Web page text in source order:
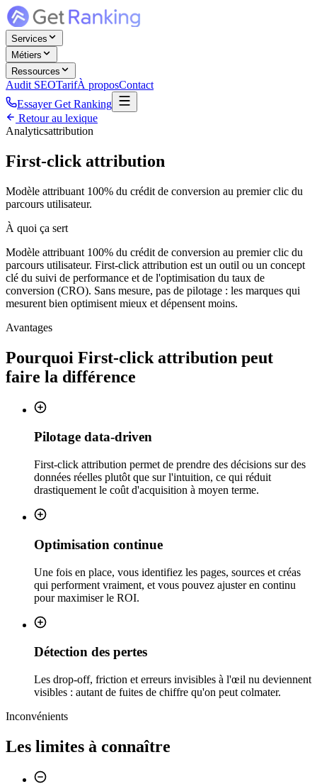
Services
Métiers
Ressources
Audit SEOTarifÀ proposContact
Essayer Get Ranking
Retour au lexique
Analyticsattribution
First-click attribution
Modèle attribuant 100% du crédit de conversion au premier clic du
parcours utilisateur.
À quoi ça sert
Modèle attribuant 100% du crédit de conversion au premier clic du
parcours utilisateur. First-click attribution est un outil ou un concept
clé du suivi de performance et de l'optimisation du taux de
conversion (CRO). Sans mesure, pas de pilotage : les marques qui
mesurent bien optimisent mieux et dépensent moins.
Avantages
Pourquoi First-click attribution peut
faire la différence
Pilotage data-driven
First-click attribution permet de prendre des décisions sur des
données réelles plutôt que sur l'intuition, ce qui réduit
drastiquement le coût d'acquisition à moyen terme.
Optimisation continue
Une fois en place, vous identifiez les pages, sources et créas
qui performent vraiment, et vous pouvez ajuster en continu
pour maximiser le ROI.
Détection des pertes
Les drop-off, friction et erreurs invisibles à l'œil nu deviennent
visibles : autant de fuites de chiffre qu'on peut colmater.
Inconvénients
Les limites à connaître